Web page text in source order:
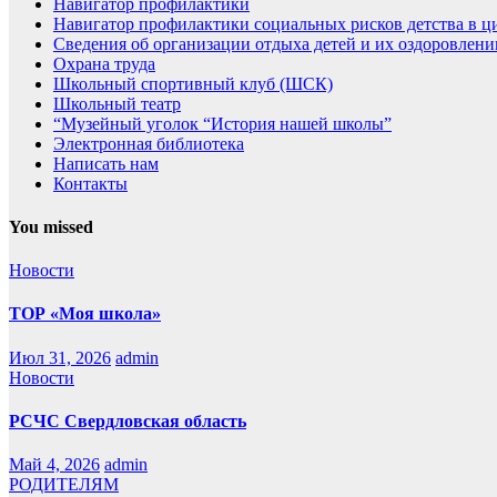
Навигатор профилактики социальных рисков детства в
Сведения об организации отдыха детей и их
Охрана труда
Школьный спортивный клуб (ШСК)
Школьный театр
“Музейный уголок “История нашей школы”
Электронная библиотека
Написать нам
Контакты
You missed
Новости
ТОР «Моя школа»
Июл 31, 2026 admin
Новости
РСЧС Свердловская область
Май 4, 2026 admin
РОДИТЕЛЯМ